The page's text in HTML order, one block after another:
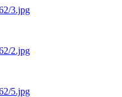
3.jpg
2.jpg
5.jpg